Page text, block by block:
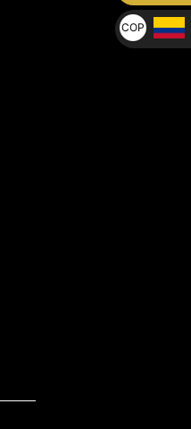
U$
COP
$